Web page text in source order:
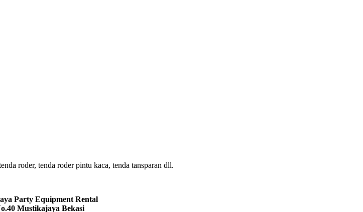
roder, tenda roder pintu kaca, tenda tansparan dll.
Party Equipment Rental
Mustikajaya Bekasi